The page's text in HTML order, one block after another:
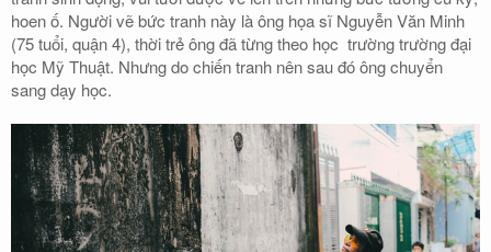
hoen ố. Người vẽ bức tranh này là ông họa sĩ Nguyễn Văn Minh
(75 tuổi, quận 4), thời trẻ ông đã từng theo học trường trường đại
học Mỹ Thuật. Nhưng do chiến tranh nên sau đó ông chuyển
sang dạy học.